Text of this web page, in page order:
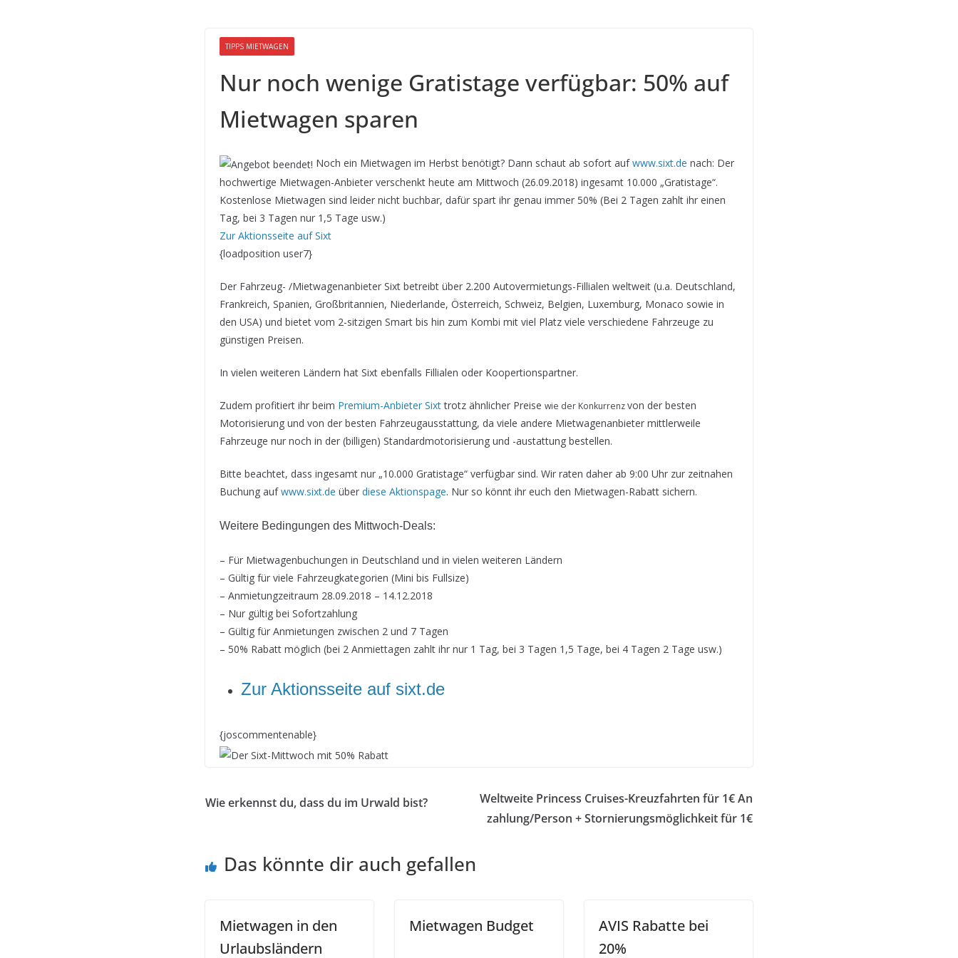
TIPPS MIETWAGEN
Nur noch wenige Gratistage verfügbar: 50% auf
Mietwagen sparen
Noch ein Mietwagen im Herbst benötigt? Dann schaut ab sofort aufwww.sixt.de nach: Der
hochwertige Mietwagen-Anbieter verschenkt heute am Mittwoch (26.09.2018) ingesamt 10.000 „Gratistage“.
Kostenlose Mietwagen sind leider nicht buchbar, dafür spart ihr genau immer 50% (Bei 2 Tagen zahlt ihr einen
Tag, bei 3 Tagen nur 1,5 Tage usw.)
Zur Aktionsseite auf Sixt
{loadposition user7}
Der Fahrzeug- /Mietwagenanbieter Sixt betreibt über 2.200 Autovermietungs-Fillialen weltweit (u.a. Deutschland,
Frankreich, Spanien, Großbritannien, Niederlande, Österreich, Schweiz, Belgien, Luxemburg, Monaco sowie in
den USA) und bietet vom 2-sitzigen Smart bis hin zum Kombi mit viel Platz viele verschiedene Fahrzeuge zu
günstigen Preisen.
In vielen weiteren Ländern hat Sixt ebenfalls Fillialen oder Koopertionspartner.
Zudem profitiert ihr beim Premium-Anbieter Sixttrotz ähnlicher Preise wie der Konkurrenzvon der besten
Motorisierung und von der besten Fahrzeugausstattung, da viele andere Mietwagenanbieter mittlerweile
Fahrzeuge nur noch in der (billigen) Standardmotorisierung und -austattung bestellen.
Bitte beachtet, dass ingesamt nur „10.000 Gratistage“ verfügbar sind. Wir raten daher ab 9:00 Uhr zur zeitnahen
Buchung aufwww.sixt.de über diese Aktionspage. Nur so könnt ihr euch den Mietwagen-Rabatt sichern.
Weitere Bedingungen des Mittwoch-Deals:
– Für Mietwagenbuchungen in Deutschland und in vielen weiteren Ländern
– Gültig für viele Fahrzeugkategorien (Mini bis Fullsize)
– Anmietungzeitraum 28.09.2018 – 14.12.2018
– Nur gültig bei Sofortzahlung
– Gültig für Anmietungen zwischen 2 und 7 Tagen
– 50% Rabatt möglich (bei 2 Anmiettagen zahlt ihr nur 1 Tag, bei 3 Tagen 1,5 Tage, bei 4 Tagen 2 Tage usw.)
Zur Aktionsseite auf sixt.de
{joscommentenable}
Wie erkennst du, dass du im Urwald bist?
Weltweite Princess Cruises-Kreuzfahrten für 1€ An
zahlung/Person + Stornierungsmöglichkeit für 1€
Das könnte dir auch gefallen
Mietwagen in den
Urlaubsländern
Mietwagen Budget
AVIS Rabatte bei
20%